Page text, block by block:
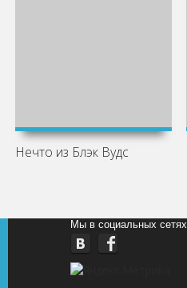
Нечто из Блэк Вудс
Мы в социальных сетях